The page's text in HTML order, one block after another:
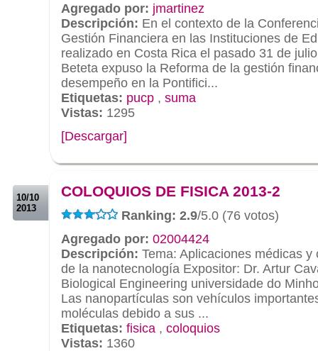
Agregado por: jmartinez
Descripción: En el contexto de la
Gestión Financiera en las Instituciones de
realizado en Costa Rica el pasado 31 de
Beteta expuso la Reforma de la gestión
desempeño en la Pontifici...
Etiquetas: pucp , suma
Vistas: 1295
[Descargar]
10/10
2013
COLOQUIOS DE FISICA 2013-2
Ranking: 2.9/5.0 (76 votos)
Agregado por: 02004424
Descripción: Tema: Aplicaciones médicas y
de la nanotecnología Expositor: Dr. Artur
Biological Engineering universidade do
Las nanopartículas son vehículos
moléculas debido a sus ...
Etiquetas: fisica , coloquios
Vistas: 1360